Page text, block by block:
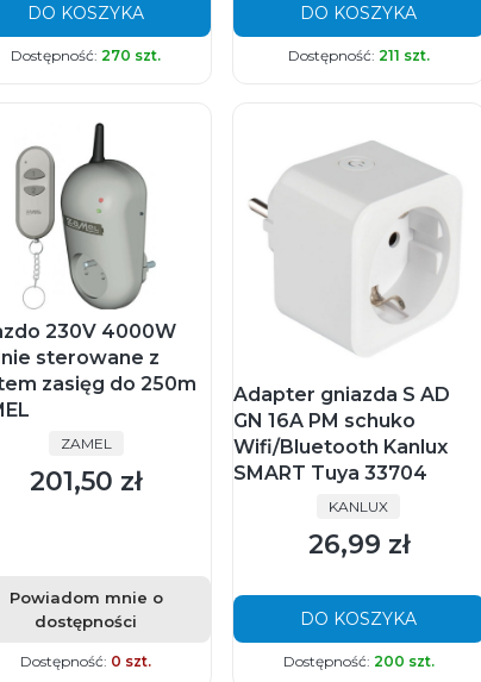
DO KOSZYKA
Dostępność: 270 szt.
DO KOSZYKA
Dostępność: 211 szt.
230V 4000W
sterowane z
zasięg do 250m
PRODUCENT
ZAMEL
Cena
201,50 zł
Powiadom mnie o
dostępności
Dostępność: 0 szt.
Adapter gniazda S AD
GN 16A PM schuko
Wifi/Bluetooth Kanlux
SMART Tuya 33704
PRODUCENT
KANLUX
Cena
26,99 zł
DO KOSZYKA
Dostępność: 200 szt.